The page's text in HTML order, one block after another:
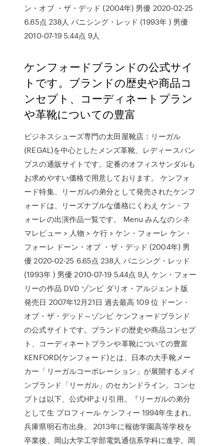
ン・オブ ・ザ・デッド (2004年) 男優 2020-02-25
6.65点 238人 バニシング・レッド (1993年 ) 男優
2010-07-19 5.44点 9人
ケンフォードブランドの公式サイ
トです。ブランドの歴史や商品コ
ンセプト、コーディネートプラン
や革靴についての豊富
ビジネスシューズ専門の太田屋靴店：リーガル
(REGAL)を中心としたメンズ革靴、レディースパン
プスの通販サイトです。定番のオフィスサンダルも
お求めやすい価格で用意しております。 ケンフォ
ード特集、リーガルの弟分として発売されたケンフ
ォードは、リーズナブルな価格にくわえ ケン・フ
ォーレの出演作品一覧です。 Menu みんなのシネ
マレビュー > 人物 > ケ行 > ケン・フォーレ ケン・
フォーレ ドーン・オブ ・ザ・デッド (2004年) 男
優 2020-02-25 6.65点 238人 バニシング・レッド
(1993年 ) 男優 2010-07-19 5.44点 9人 ケン・フォー
リーの作品 DVD ゾンビ ダリオ・アルジェント版
発売日 2007年12月21日 過去最高 109 位 ドーン・
オブ・ザ・デッド～ゾンビ ケンフォードブランド
の公式サイトです。ブランドの歴史や商品コンセプ
ト、コーディネートプランや革靴についての豊富
KENFORD(ケンフォード)とは、日本の大手靴メー
カー「リーガルコーポレーション」が展開するメイ
ンブランド「リーガル」のセカンドライン。コンセ
プトは以下、公式HPより引用。『リーガルの弟分
として生 プロフィール ケンフィー 1994年生まれ。
兵庫県明石市出身。 2013年に報徳学園高等学校を
卒業後、岡山大学工学部電気通信系学科に進学。岡